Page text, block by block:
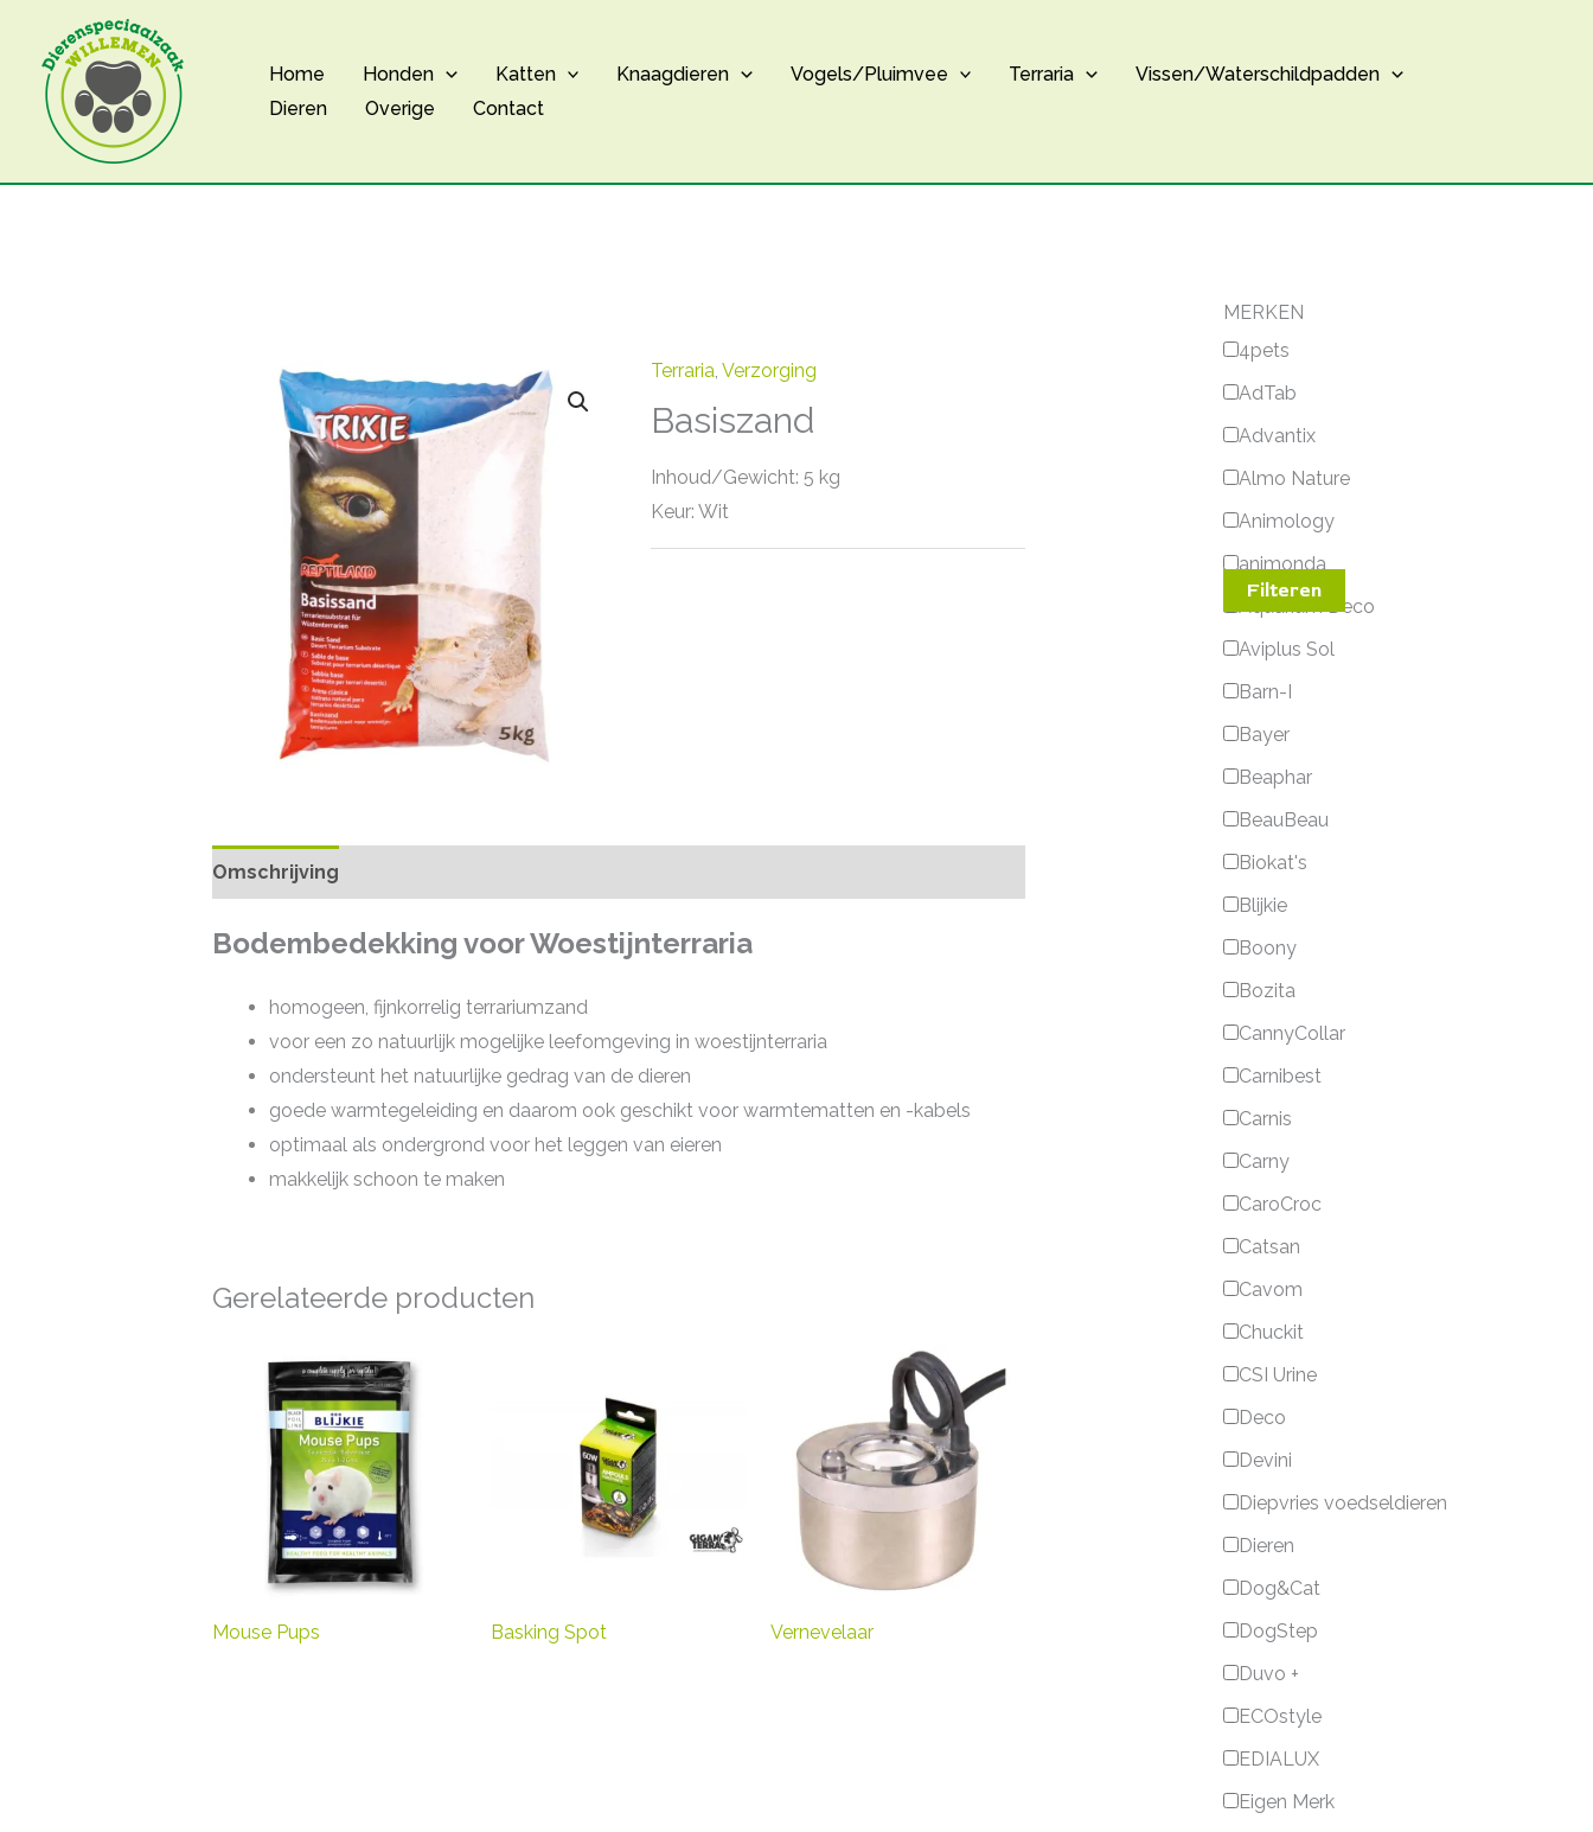
inhoud
Home Honden Katten Knaagdieren Vogels/Pluimvee Terraria
Vissen/Waterschildpadden
Dieren
Overige Contact
Terraria,Verzorging
Basiszand
Inhoud/Gewicht: 5 kg
Keur: Wit
Omschrijving
Bodembedekking voor Woestijnterraria
homogeen, fijnkorrelig terrariumzand
voor een zo natuurlijk mogelijke leefomgeving in woestijnterraria
ondersteunt het natuurlijke gedrag van de dieren
goede warmtegeleiding en daarom ook geschikt voor warmtematten en -kabels
optimaal als ondergrond voor het leggen van eieren
makkelijk schoon te maken
Gerelateerde producten
Mouse Pups Basking Spot Vernevelaar
MERKEN
4pets
AdTab
Advantix
Almo Nature
Animology
animonda
Aquarium Deco
Aviplus Sol
Barn-I
Bayer
Beaphar
BeauBeau
Biokat's
Blijkie
Boony
Bozita
CannyCollar
Carnibest
Carnis
Carny
CaroCroc
Catsan
Cavom
Chuckit
CSI Urine
Deco
Devini
Diepvries voedseldieren
Dieren
Dog&Cat
DogStep
Duvo +
ECOstyle
EDIALUX
Eigen Merk
Filteren